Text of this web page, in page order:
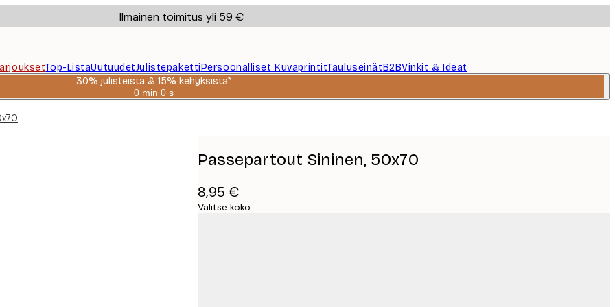
Ilmainen toimitus yli 59 €
Top-ListaUutuudetJulistepakettiPersoonalliset KuvaprintitTauluseinätB2BVinkit & Ideat
30% julisteista & 15% kehyksistä*
0 min 0 s
Voimassa
Passepartout Sininen, 50x70
8,95 €
Valitse koko